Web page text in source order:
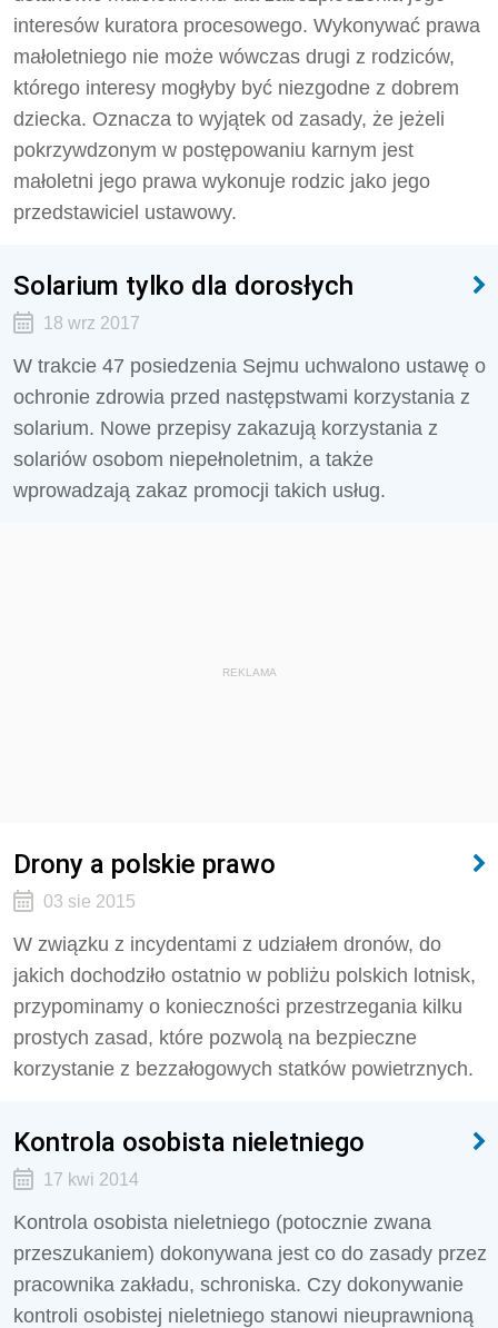
interesów kuratora procesowego. Wykonywać prawa
małoletniego nie może wówczas drugi z rodziców,
którego interesy mogłyby być niezgodne z dobrem
dziecka. Oznacza to wyjątek od zasady, że jeżeli
pokrzywdzonym w postępowaniu karnym jest
małoletni jego prawa wykonuje rodzic jako jego
przedstawiciel ustawowy.
Solarium tylko dla dorosłych
18 wrz 2017
W trakcie 47 posiedzenia Sejmu uchwalono ustawę o
ochronie zdrowia przed następstwami korzystania z
solarium. Nowe przepisy zakazują korzystania z
solariów osobom niepełnoletnim, a także
wprowadzają zakaz promocji takich usług.
REKLAMA
Drony a polskie prawo
03 sie 2015
W związku z incydentami z udziałem dronów, do
jakich dochodziło ostatnio w pobliżu polskich lotnisk,
przypominamy o konieczności przestrzegania kilku
prostych zasad, które pozwolą na bezpieczne
korzystanie z bezzałogowych statków powietrznych.
Kontrola osobista nieletniego
17 kwi 2014
Kontrola osobista nieletniego (potocznie zwana
przeszukaniem) dokonywana jest co do zasady przez
pracownika zakładu, schroniska. Czy dokonywanie
kontroli osobistej nieletniego stanowi nieuprawnioną